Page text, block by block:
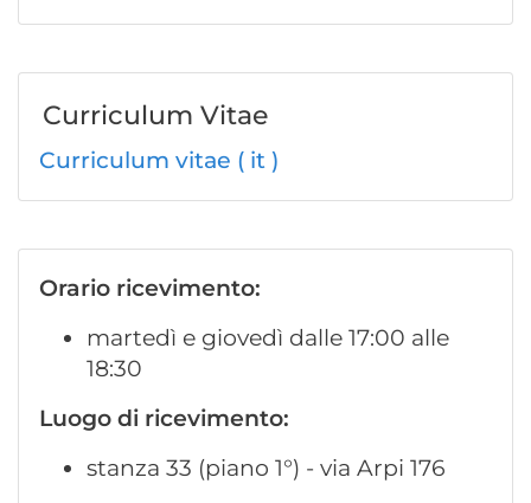
Curriculum Vitae
Curriculum vitae ( it )
Orario ricevimento:
martedì e giovedì dalle 17:00 alle
18:30
Luogo di ricevimento:
stanza 33 (piano 1°) - via Arpi 176